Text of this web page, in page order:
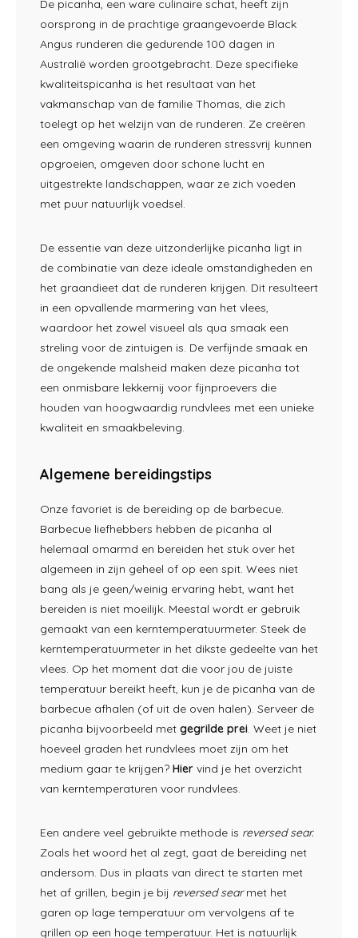
De picanha, een ware culinaire schat, heeft zijn
oorsprong in de prachtige graangevoerde Black
Angus runderen die gedurende 100 dagen in
Australië worden grootgebracht. Deze specifieke
kwaliteitspicanha is het resultaat van het
vakmanschap van de familie Thomas, die zich
toelegt op het welzijn van de runderen. Ze creëren
een omgeving waarin de runderen stressvrij kunnen
opgroeien, omgeven door schone lucht en
uitgestrekte landschappen, waar ze zich voeden
met puur natuurlijk voedsel.
De essentie van deze uitzonderlijke picanha ligt in
de combinatie van deze ideale omstandigheden en
het graandieet dat de runderen krijgen. Dit resulteert
in een opvallende marmering van het vlees,
waardoor het zowel visueel als qua smaak een
streling voor de zintuigen is. De verfijnde smaak en
de ongekende malsheid maken deze picanha tot
een onmisbare lekkernij voor fijnproevers die
houden van hoogwaardig rundvlees met een unieke
kwaliteit en smaakbeleving.
Algemene bereidingstips
Onze favoriet is de bereiding op de barbecue.
Barbecue liefhebbers hebben de picanha al
helemaal omarmd en bereiden het stuk over het
algemeen in zijn geheel of op een spit. Wees niet
bang als je geen/weinig ervaring hebt, want het
bereiden is niet moeilijk. Meestal wordt er gebruik
gemaakt van een kerntemperatuurmeter. Steek de
kerntemperatuurmeter in het dikste gedeelte van het
vlees. Op het moment dat die voor jou de juiste
temperatuur bereikt heeft, kun je de picanha van de
barbecue afhalen (of uit de oven halen). Serveer de
picanha bijvoorbeeld met gegrilde prei. Weet je niet
hoeveel graden het rundvlees moet zijn om het
medium gaar te krijgen? Hier vind je het overzicht
van kerntemperaturen voor rundvlees.
Een andere veel gebruikte methode is reversed sear.
Zoals het woord het al zegt, gaat de bereiding net
andersom. Dus in plaats van direct te starten met
het af grillen, begin je bij reversed searmet het
garen op lage temperatuur om vervolgens af te
grillen op een hoge temperatuur. Het is natuurlijk